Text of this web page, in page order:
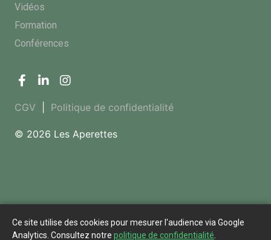
Vidéos
Formation
Conférences
CGV Politique de confidentialité
© 2026 Les Aperettes
Ce site utilise des cookies pour mesurer l'audience via Google
Analytics. Consultez notre politique de confidentialité